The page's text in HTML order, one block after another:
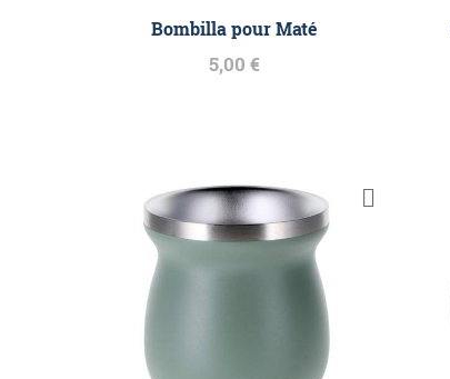
Bombilla pour Maté
5,00 €